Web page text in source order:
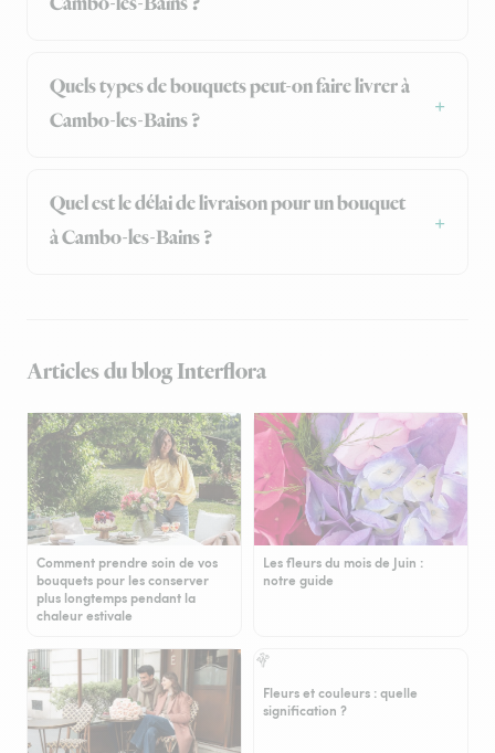
Quels types de bouquets peut-on faire livrer à
Cambo-les-Bains ?
Quel est le délai de livraison pour un bouquet
à Cambo-les-Bains ?
Articles du blog Interflora
Comment prendre soin de vos
bouquets pour les conserver
plus longtemps pendant la
chaleur estivale
Les fleurs du mois de Juin :
notre guide
Fleurs et couleurs : quelle
signification ?